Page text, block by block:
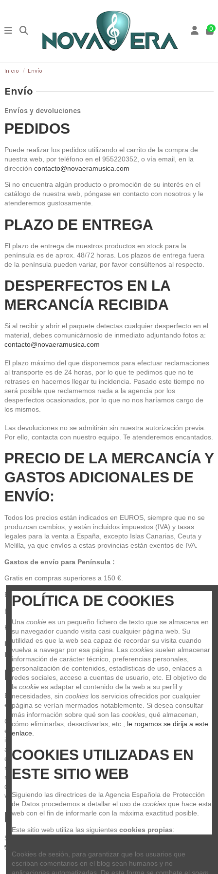
0
Inicio Envío
Envío
Envíos y devoluciones
PEDIDOS
Puede realizar los pedidos utilizando el carrito de la compra de
nuestra web, por teléfono en el 955220352, o vía email, en la
dirección contacto@novaeramusica.com
Si no encuentra algún producto o promoción de su interés en el
catálogo de nuestra web, póngase en contacto con nosotros y le
atenderemos gustosamente.
PLAZO DE ENTREGA
El plazo de entrega de nuestros productos en stock para la
península es de aprox. 48/72 horas. Los plazos de entrega fuera
de la península pueden variar, por favor consúltenos al respecto.
DESPERFECTOS EN LA
MERCANCÍA RECIBIDA
Si al recibir y abrir el paquete detectas cualquier desperfecto en el
material, debes comunicárnoslo de inmediato adjuntando fotos a:
contacto@novaeramusica.com
El plazo máximo del que disponemos para efectuar reclamaciones
al transporte es de 24 horas, por lo que te pedimos que no te
retrases en hacernos llegar tu incidencia. Pasado este tiempo no
será posible que reclamemos nada a la agencia por los
desperfectos ocasionados, por lo que no nos haríamos cargo de
los mismos.
Las devoluciones no se admitirán sin nuestra autorización previa.
Por ello, contacta con nuestro equipo. Te atenderemos encantados.
PRECIO DE LA MERCANCÍA Y
GASTOS ADICIONALES DE
ENVÍO:
Todos los precios están indicados en EUROS, siempre que no se
produzcan cambios, y están incluidos impuestos (IVA) y tasas
legales para la venta a España, excepto Islas Canarias, Ceuta y
Melilla, ya que envíos a estas provincias están exentos de IVA.
Gastos de envío para Península :
Gratis en compras superiores a 150 €.
En compras inferiores para Península: 7,95€
En compras inferiores para Sevilla: 5,95€
Portugal y Baleares: 9,95€
Para envíos a las Islas Canarias, Ceuta y Melilla, por favor,
póngase en contacto con nosotros.
PAGO/ENVÍO/CUMPLIMIENTO:
El envío será asegurado por nosotros. Si desea otro modo de
envío, entonces usted asumirá los riesgos del transporte.
Cuando el transportista le entregue la mercancía, cerciórese del
estado del paquete. En caso de ver algún tipo de golpe externo,
indíquelo al transportista para que deje constancia de ello en el
albarán de entrega. Para los posibles desperfectos internos del
envío, será necesario notificarlo a la agencia de transportes y a
nosotros vía teléfono en las siguientes 48 horas desde su
recepción. Pasado este tiempo no se aceptará la devolución por
desperfectos imputable a la agencia, por lo que se ruega la
verificación del material una vez recibido.
DEVOLUCIONES
Si no estás satisfecho con el producto adquirido, aparte de los 14
días legales del derecho de devolución.
POLÍTICA DE COOKIES
Una cookie es un pequeño fichero de texto que se almacena en
su navegador cuando visita casi cualquier página web. Su
utilidad es que la web sea capaz de recordar su visita cuando
vuelva a navegar por esa página. Las cookies suelen almacenar
información de carácter técnico, preferencias personales,
personalización de contenidos, estadísticas de uso, enlaces a
redes sociales, acceso a cuentas de usuario, etc. El objetivo de
la cookie es adaptar el contenido de la web a su perfil y
necesidades, sin cookies los servicios ofrecidos por cualquier
página se verían mermados notablemente. Si desea consultar
más información sobre qué son las cookies , qué almacenan,
cómo eliminarlas, desactivarlas, etc.,
le rogamos se dirija a este
enlace.
COOKIES UTILIZADAS EN
ESTE SITIO WEB
Siguiendo las directrices de la Agencia Española de Protección
de Datos procedemos a detallar el uso de cookies que hace esta
web con el fin de informarle con la máxima exactitud posible.
Este sitio web utiliza las siguientes cookies propias:
Cookies de sesión, para garantizar que los usuarios que
escriban comentarios en el blog sean humanos y no
aplicaciones automatizadas. De esta forma se combate el spam